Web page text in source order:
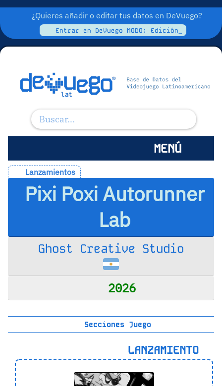
¿Quieres añadir o editar tus datos en DeVuego?
Entrar en DeVuego MODO: Edición_
MENÚ
Lanzamientos
Pixi Poxi Autorunner
Lab
Ghost Creative Studio
2026
Secciones Juego
LANZAMIENTO